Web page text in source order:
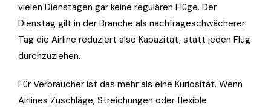
vielen Dienstagen gar keine regulären Flüge. Der
Dienstag gilt in der Branche als nachfrageschwächerer
Tag die Airline reduziert also Kapazität, statt jeden Flug
durchzuziehen.
Für Verbraucher ist das mehr als eine Kuriosität. Wenn
Airlines Zuschläge, Streichungen oder flexible